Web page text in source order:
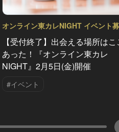
オンライン東カレNIGHT イベント
Vol.24
【受付終了】出会える場所はこ
あった！『オンライン東カレ
NIGHT』2月5日(金)開催
#イベント